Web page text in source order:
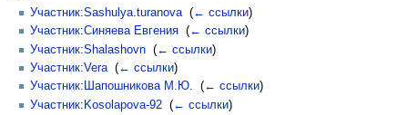
Участник:Sashulya.turanova‎ (← ссылки)
Участник:Синяева Евгения (← ссылки)
Участник:Shalashovn (← ссылки)
Участник:Vera‎ (← ссылки)
Участник:Шапошникова М.Ю.
(← ссылки)
Участник:Kosolapova-92 (← ссылки)